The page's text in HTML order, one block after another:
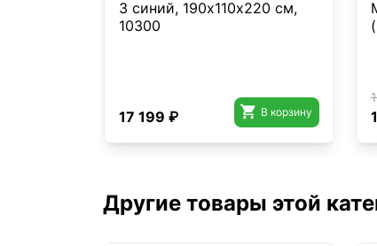
3 синий, 190х110х220 см,
10300
17 199 ₽  В корзину
Другие товары этой